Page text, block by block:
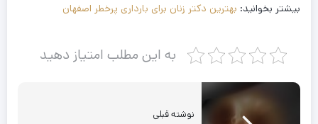
بیشتر بخوانید: بهترین دکتر زنان برای بارداری پرخطر اصفهان
به این مطلب امتیاز دهید
نوشته قبلی